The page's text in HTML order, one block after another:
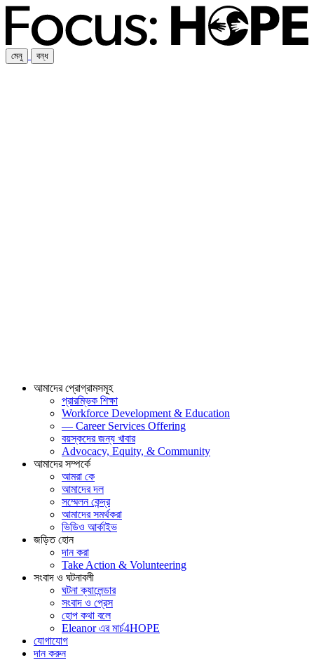
মেনু বন্ধ
আমাদের প্রোগ্রামসমূহ
প্রারম্ভিক শিক্ষা
Workforce Development & Education
— Career Services Offering
বয়স্কদের জন্য খাবার
Advocacy, Equity, & Community
আমাদের সম্পর্কে
আমরা কে
আমাদের দল
সম্মেলন কেন্দ্র
আমাদের সমর্থকরা
ভিডিও আর্কাইভ
জড়িত হোন
দান করা
Take Action & Volunteering
সংবাদ ও ঘটনাবলী
ঘটনা ক্যালেন্ডার
সংবাদ ও প্রেস
হোপ কথা বলে
Eleanor এর মার্চ4HOPE
যোগাযোগ
দান করুন